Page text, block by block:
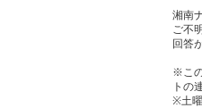
湘南
ご不
回答
※こ
トの
※土曜